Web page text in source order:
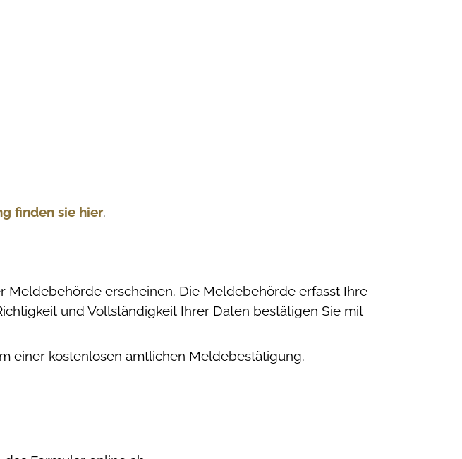
finden sie hier.
Meldebehörde erscheinen. Die Meldebehörde erfasst Ihre
und Vollständigkeit Ihrer Daten bestätigen Sie mit
einer kostenlosen amtlichen Meldebestätigung.